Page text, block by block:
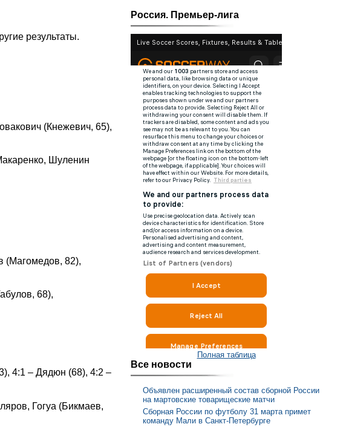
результаты.
(Кнежевич, 65),
Шуленин
(Магомедов, 82),
68),
4:1 – Дядюн (68), 4:2 –
Гогуа (Бикмаев,
Россия. Премьер-лига
Полная таблица
Все новости
Объявлен расширенный состав сборной России
на мартовские товарищеские матчи
Сборная России по футболу 31 марта примет
команду Мали в Санкт-Петербурге